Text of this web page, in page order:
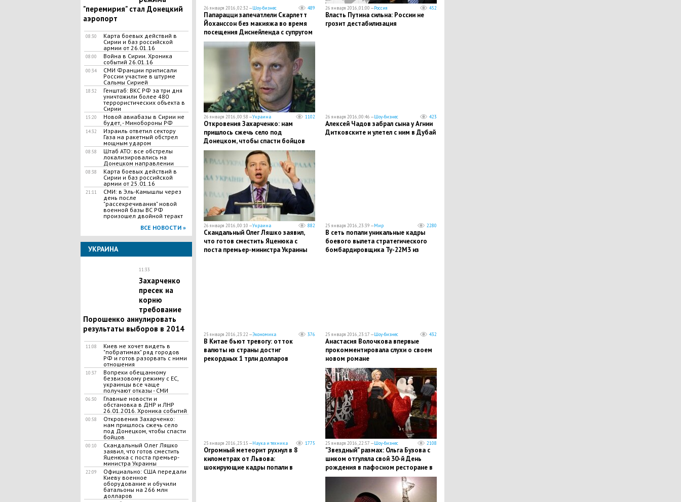
"перемирия" стал Донецкий
аэропорт
08:30
Карта боевых действий в
Сирии и баз российской
армии от 26.01.16
08:00
Война в Сирии. Хроника
событий 26.01.16
00:34
СМИ Франции приписали
России участие в штурме
Сальмы Сирией
18:32
Генштаб: ВКС РФ за три дня
уничтожили более 480
террористических объекта в
Сирии
15:20
Новой авиабазы в Сирии не
будет, - Минобороны РФ
14:32
Израиль ответил сектору
Газа на ракетный обстрел
мощным ударом
08:58
Штаб АТО: все обстрелы
локализировались на
Донецком направлении
08:38
Карта боевых действий в
Сирии и баз российской
армии от 25.01.16
21:11
СМИ: в Эль-Камышлы через
день после
"рассекречивания" новой
военной базы ВС РФ
произошел двойной теракт
ВСЕ НОВОСТИ »
УКРАИНА
11:33
Захарченко
пресек на
корню
требование
Порошенко аннулировать
результаты выборов в 2014
11:08
Киев не хочет видеть в
"побратимах" ряд городов
РФ и готов разорвать с ними
отношения
10:37
Вопреки обещанному
безвизовому режиму с ЕС,
украинцы все чаще
получают отказы - СМИ
06:30
Главные новости и
обстановка в ДНР и ЛНР
26.01.2016. Хроника событий
00:58
Откровения Захарченко:
нам пришлось сжечь село
под Донецком, чтобы спасти
бойцов
00:10
Скандальный Олег Ляшко
заявил, что готов сместить
Яценюка с поста премьер-
министра Украины
22:09
Официально: США передали
Киеву военное
оборудование и обучили
батальоны на 266 млн
долларов
26 января 2016, 02:32 —Шоу-бизнес 489
Папарацци запечатлели Скарлетт
Йоханссон без макияжа во время
посещения Диснейленда с супругом
26 января 2016, 01:00 —Россия 452
Власть Путина сильна: России не
грозит дестабилизация
26 января 2016, 00:58 —Украина 1102
Откровения Захарченко: нам
пришлось сжечь село под
Донецком, чтобы спасти бойцов
26 января 2016, 00:46 —Шоу-бизнес 423
Алексей Чадов забрал сына у Агнии
Дитковските и улетел с ним в Дубай
26 января 2016, 00:10 —Украина 882
Скандальный Олег Ляшко заявил,
что готов сместить Яценюка с
поста премьер-министра Украины
25 января 2016, 23:39 —Мир 2280
В сеть попали уникальные кадры
боевого вылета стратегического
бомбардировщика Ту-22М3 из
25 января 2016, 23:22 —Экономика 376
В Китае бьют тревогу: отток
валюты из страны достиг
рекордных 1 трлн долларов
25 января 2016, 23:17 —Шоу-бизнес 432
Анастасия Волочкова впервые
прокомментировала слухи о своем
новом романе
25 января 2016, 23:15 —Наука и техника 1775
Огромный метеорит рухнул в 8
километрах от Львова:
шокирующие кадры попали в
25 января 2016, 22:57 —Шоу-бизнес 2108
"Звездный" размах: Ольга Бузова с
шиком отгуляла свой 30-й День
рождения в пафосном ресторане в
центре Москвы